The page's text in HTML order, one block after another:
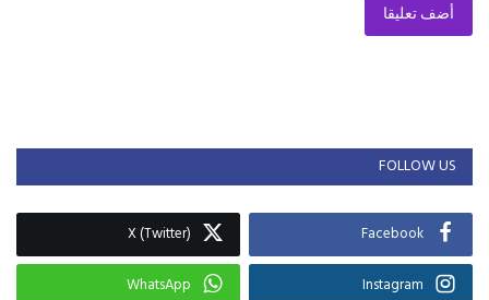
أضف تعليقا
FOLLOW US
Facebook
X (Twitter)
Instagram
WhatsApp